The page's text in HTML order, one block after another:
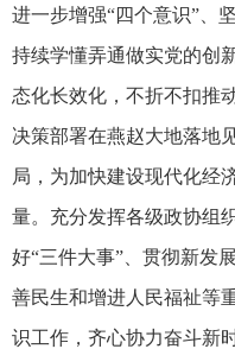
进一步增强“四个意识”、
持续学懂弄通做实党的创
态化长效化，不折不扣推
决策部署在燕赵大地落地
局，为加快建设现代化经
量。充分发挥各级政协组
好“三件大事”、贯彻新发
善民生和增进人民福祉等
识工作，齐心协力奋斗新